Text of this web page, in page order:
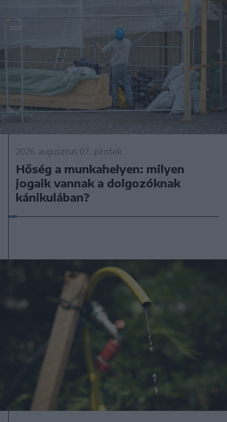
2026. augusztus 07., péntek
Hőség a munkahelyen: milyen
jogaik vannak a dolgozóknak
kánikulában?